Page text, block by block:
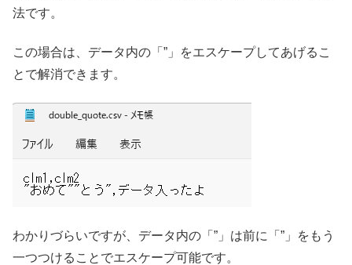
法です。
この場合は、データ内の「”」をエスケープしてあげるこ
とで解消できます。
わかりづらいですが、データ内の「”」は前に「”」をもう
一つつけることでエスケープ可能です。